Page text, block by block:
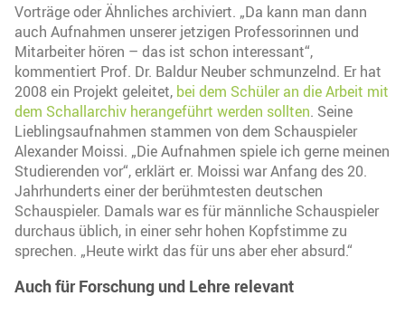
Vorträge oder Ähnliches archiviert. „Da kann man dann
auch Aufnahmen unserer jetzigen Professorinnen und
Mitarbeiter hören – das ist schon interessant“,
kommentiert Prof. Dr. Baldur Neuber schmunzelnd. Er hat
2008 ein Projekt geleitet, bei dem Schüler an die Arbeit mit
dem Schallarchiv herangeführt werden sollten. Seine
Lieblingsaufnahmen stammen von dem Schauspieler
Alexander Moissi. „Die Aufnahmen spiele ich gerne meinen
Studierenden vor“, erklärt er. Moissi war Anfang des 20.
Jahrhunderts einer der berühmtesten deutschen
Schauspieler. Damals war es für männliche Schauspieler
durchaus üblich, in einer sehr hohen Kopfstimme zu
sprechen. „Heute wirkt das für uns aber eher absurd.“
Auch für Forschung und Lehre relevant